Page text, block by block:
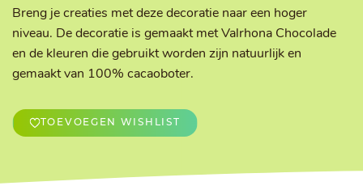
Breng je creaties met deze decoratie naar een hoger
niveau. De decoratie is gemaakt met Valrhona Chocolade
en de kleuren die gebruikt worden zijn natuurlijk en
gemaakt van 100% cacaoboter.
TOEVOEGEN WISHLIST